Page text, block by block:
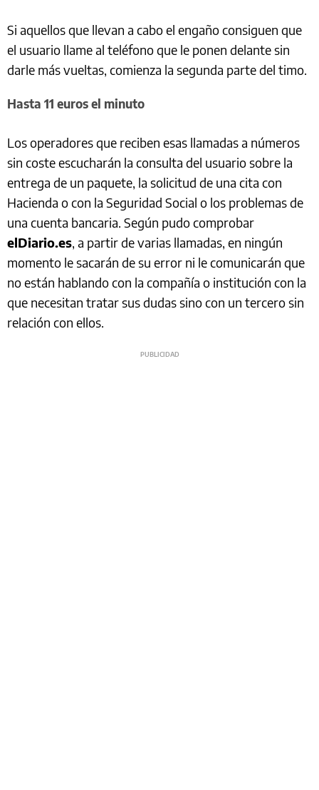
Si aquellos que llevan a cabo el engaño consiguen que
el usuario llame al teléfono que le ponen delante sin
darle más vueltas, comienza la segunda parte del timo.
Hasta 11 euros el minuto
Los operadores que reciben esas llamadas a números
sin coste escucharán la consulta del usuario sobre la
entrega de un paquete, la solicitud de una cita con
Hacienda o con la Seguridad Social o los problemas de
una cuenta bancaria. Según pudo comprobar
elDiario.es, a partir de varias llamadas, en ningún
momento le sacarán de su error ni le comunicarán que
no están hablando con la compañía o institución con la
que necesitan tratar sus dudas sino con un tercero sin
relación con ellos.